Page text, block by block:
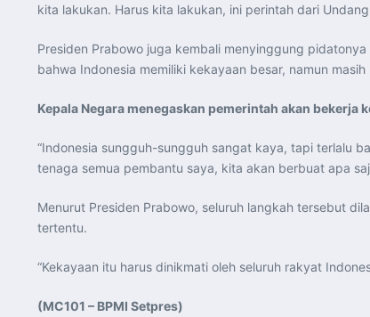
kita lakukan. Harus kita lakukan, ini perintah dari
Presiden Prabowo juga kembali menyinggung
bahwa Indonesia memiliki kekayaan besar, namun
Kepala Negara menegaskan pemerintah akan
“Indonesia sungguh-sungguh sangat kaya, tapi terlalu
tenaga semua pembantu saya, kita akan berbuat apa
Menurut Presiden Prabowo, seluruh langkah tersebut
tertentu.
“Kekayaan itu harus dinikmati oleh seluruh rakyat
(MC101 – BPMI Setpres)